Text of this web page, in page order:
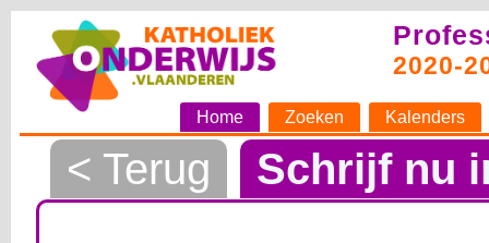
2020-
Home Zoeken Kalenders
< Terug Schrijf nu